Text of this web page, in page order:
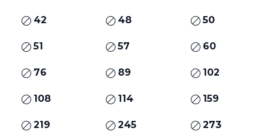
42 48 50
51 57 60
76 89 102
108 114 159
219 245 273